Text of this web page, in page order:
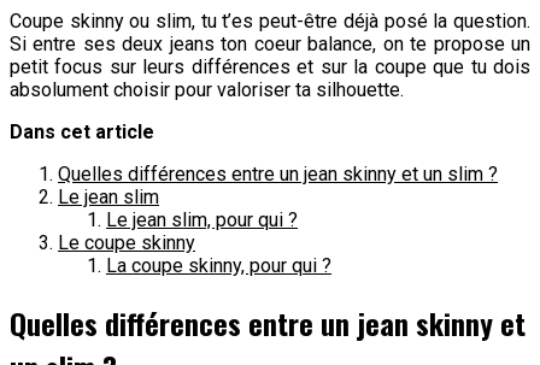
Coupe skinny ou slim, tu t’es peut-être déjà posé la question.
Si entre ses deux jeans ton coeur balance, on te propose un
petit focus sur leurs différences et sur la coupe que tu dois
absolument choisir pour valoriser ta silhouette.
Dans cet article
Quelles différences entre un jean skinny et un slim ?
Le jean slim
Le jean slim, pour qui ?
Le coupe skinny
La coupe skinny, pour qui ?
Quelles différences entre un jean skinny et